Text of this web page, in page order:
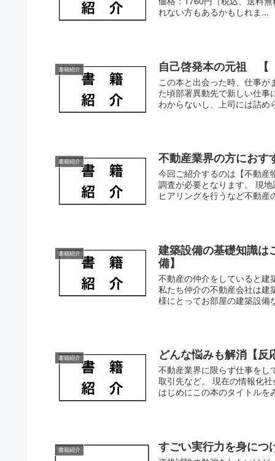
れない方もあるかもしれま...
書籍紹介 自己啓発本の元祖 【
この本と出会った時、仕事
た頃部署異動先で新しい仕
わからないし、上司には詰
書籍紹介 不動産業界の方におす
今回ご紹介するのは【不動
調査が必要となります。 現
ヒアリングを行うなど不動産
書籍紹介
建築設備の基礎知識は
備】
不動産の仲介をしていると
私たち仲介の不動産会社は
様にとってお部屋の建築設
書籍紹介 どんな悩みも解消【反
不動産業界に限らず仕事を
取引先など。 現在の情報化
はじめにこの本のタイトルを
書籍紹介 すごい実行力を身につ